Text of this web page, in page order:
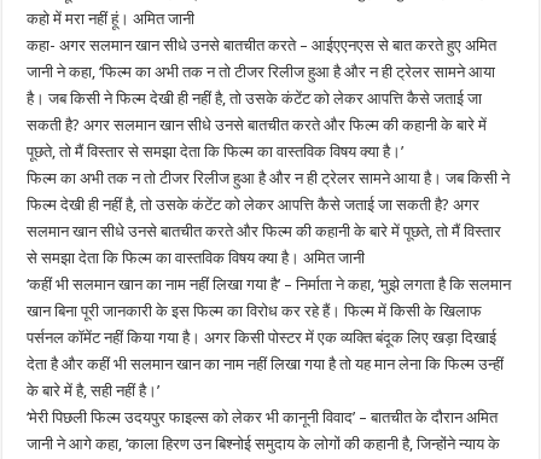
कहो में मरा नहीं हूं। अमित जानी
कहा- अगर सलमान खान सीधे उनसे बातचीत करते – आईएएनएस से बात करते हुए अमित
जानी ने कहा, ‘फिल्म का अभी तक न तो टीजर रिलीज हुआ है और न ही ट्रेलर सामने आया
है। जब किसी ने फिल्म देखी ही नहीं है, तो उसके कंटेंट को लेकर आपत्ति कैसे जताई जा
सकती है? अगर सलमान खान सीधे उनसे बातचीत करते और फिल्म की कहानी के बारे में
पूछते, तो मैं विस्तार से समझा देता कि फिल्म का वास्तविक विषय क्या है।’
फिल्म का अभी तक न तो टीजर रिलीज हुआ है और न ही ट्रेलर सामने आया है। जब किसी ने
फिल्म देखी ही नहीं है, तो उसके कंटेंट को लेकर आपत्ति कैसे जताई जा सकती है? अगर
सलमान खान सीधे उनसे बातचीत करते और फिल्म की कहानी के बारे में पूछते, तो मैं विस्तार
से समझा देता कि फिल्म का वास्तविक विषय क्या है। अमित जानी
‘कहीं भी सलमान खान का नाम नहीं लिखा गया है’ – निर्माता ने कहा, ‘मुझे लगता है कि सलमान
खान बिना पूरी जानकारी के इस फिल्म का विरोध कर रहे हैं। फिल्म में किसी के खिलाफ
पर्सनल कॉमेंट नहीं किया गया है। अगर किसी पोस्टर में एक व्यक्ति बंदूक लिए खड़ा दिखाई
देता है और कहीं भी सलमान खान का नाम नहीं लिखा गया है तो यह मान लेना कि फिल्म उन्हीं
के बारे में है, सही नहीं है।’
‘मेरी पिछली फिल्म उदयपुर फाइल्स को लेकर भी कानूनी विवाद’ – बातचीत के दौरान अमित
जानी ने आगे कहा, ‘काला हिरण उन बिश्नोई समुदाय के लोगों की कहानी है, जिन्होंने न्याय के